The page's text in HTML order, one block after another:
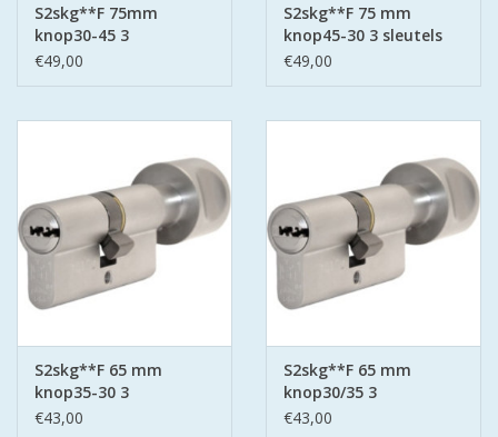
S2skg**F 75mm
knop30-45 3
keersleutels
€49,00
S2skg**F 75 mm
knop45-30 3 sleutels
€49,00
S2skg**F 65 mm
knop35-30 3
keersleutels
€43,00
S2skg**F 65 mm
knop30/35 3
keersleutels
€43,00